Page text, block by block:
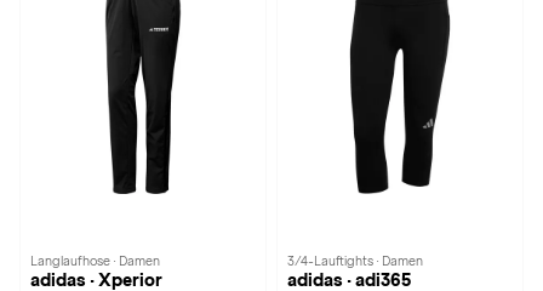
Langlaufhose · Damen
adidas · Xperior
3/4-Lauftights · Damen
adidas · adi365